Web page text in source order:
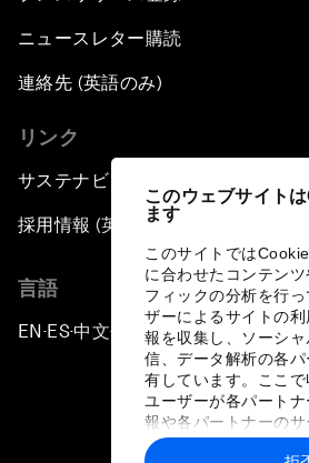
このウェブサイト
ます
このサイトでは
に合わせたコンテン
フィックの分析を行
ザーによるサイトの
報を収集し、ソーシ
信、データ解析の各
有しています。ここで
ユーザーが各パート
報や各パートナーの
に収集された情報と
ニュースレター購読
連絡先 (英語のみ)
リンク
サステナビリティへの取り組み
採用情報 (英語のみ)
言語
EN ▪ ES▪中文▪ 日本語